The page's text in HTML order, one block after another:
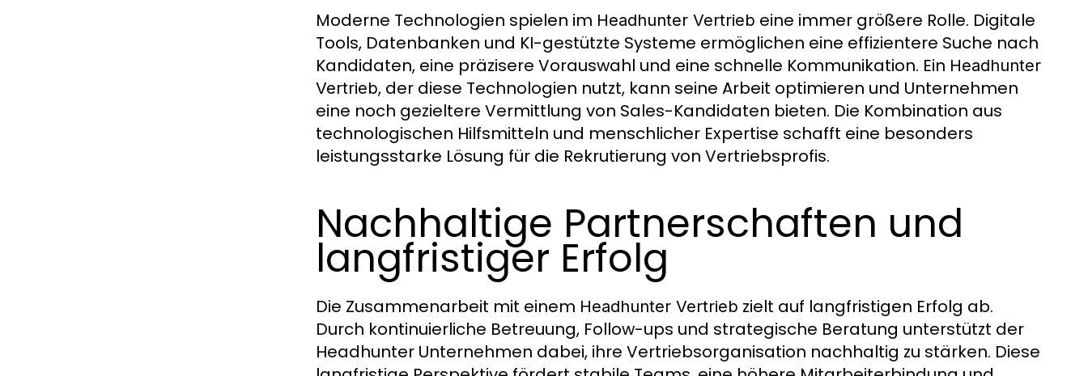
Moderne Technologien spielen im Headhunter Vertrieb eine immer größere Rolle. Digitale
Tools, Datenbanken und KI-gestützte Systeme ermöglichen eine effizientere Suche nach
Kandidaten, eine präzisere Vorauswahl und eine schnelle Kommunikation. Ein Headhunter
Vertrieb, der diese Technologien nutzt, kann seine Arbeit optimieren und Unternehmen
eine noch gezieltere Vermittlung von Sales-Kandidaten bieten. Die Kombination aus
technologischen Hilfsmitteln und menschlicher Expertise schafft eine besonders
leistungsstarke Lösung für die Rekrutierung von Vertriebsprofis.
Nachhaltige Partnerschaften und
langfristiger Erfolg
Die Zusammenarbeit mit einem Headhunter Vertrieb zielt auf langfristigen Erfolg ab.
Durch kontinuierliche Betreuung, Follow-ups und strategische Beratung unterstützt der
Headhunter Unternehmen dabei, ihre Vertriebsorganisation nachhaltig zu stärken. Diese